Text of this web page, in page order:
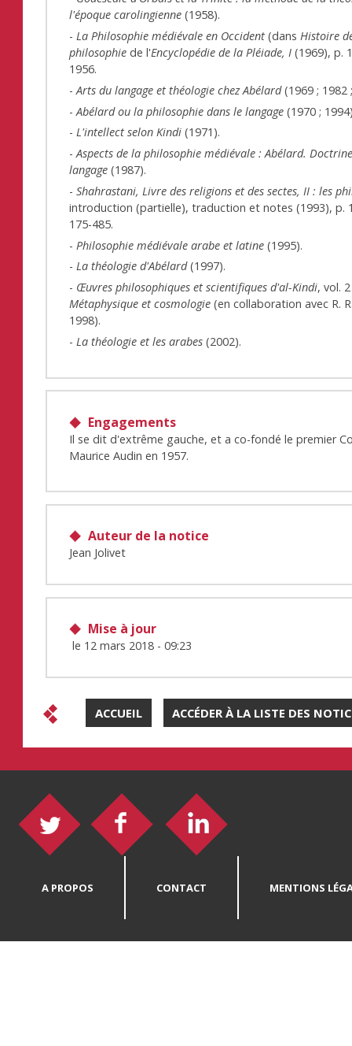
l'époque carolingienne (1958).
-La Philosophie médiévale en Occident (dansHistoire
philosophie de l'Encyclopédie de la Pléiade, I(1969), p.
1956.
-Arts du langage et théologie chez Abélard(1969 ; 1982
-Abélard ou la philosophie dans le langage (1970 ;
-L'intellect selon Kindi (1971).
-Aspects de la philosophie médiévale : Abélard.
langage(1987).
-Shahrastani, Livre des religions et des sectes, II : les
introduction (partielle), traduction et notes (1993), p.
175-485.
- Philosophie médiévale arabe et latine (1995).
-La théologie d'Abélard(1997).
- Œuvres philosophiques et scientifiques d'al-Kindi, vol.
Métaphysique et cosmologie(en collaboration avec R.
1998).
-La théologie et les arabes (2002).
Engagements
Il se dit d'extrême gauche, et a co-fondé le premier
Maurice Audin en 1957.
Auteur de la notice
Jean Jolivet
Mise à jour
le 12 mars 2018 - 09:23
ACCUEIL ACCÉDER À LA LISTE DES
A PROPOS CONTACT MENTIONS